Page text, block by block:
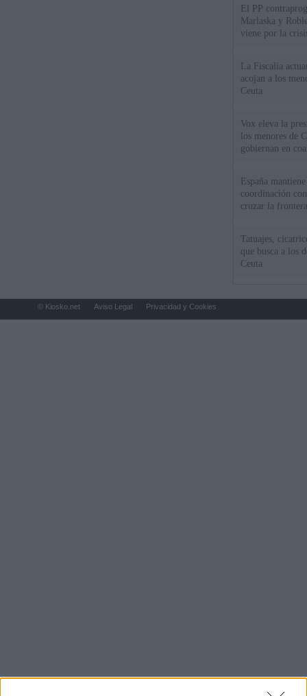
El PP
Marlaska y
viene por la
La Fiscalía
acojan a los
Ceuta
Vox eleva la
los menores de
gobiernan en
España
coordinación
cruzar la
Tatuajes,
que busca a los
Ceuta
© Kiosko.net Aviso Legal Privacidad y Cookies